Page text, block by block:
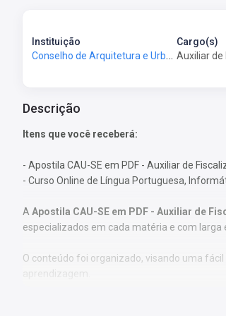
Instituição
Conselho de Arquitetura e Urbanismo de Sergipe - CAU-SE
Cargo(s)
Descrição
Itens que você receberá:
- Apostila CAU-SE em PDF - Auxiliar de
- Curso Online de Língua Portuguesa,
A Apostila CAU-SE em PDF - Auxiliar de
especializados em cada matéria e com larga
O conteúdo foi organizado, visando uma
aprendizagem.